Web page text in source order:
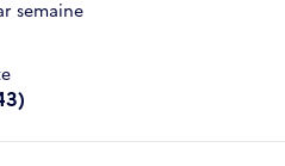
semaine